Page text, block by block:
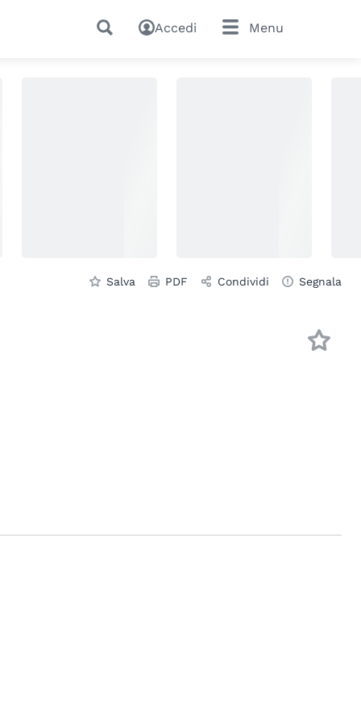
Accedi Menu
Salva PDF Condividi Segnala